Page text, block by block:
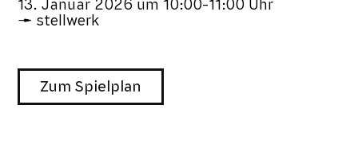
13. Januar 2026 um 10:00-11:00 Uhr
stellwerk
Zum Spielplan